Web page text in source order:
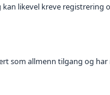
likevel kreve registrering
som allmenn tilgang og